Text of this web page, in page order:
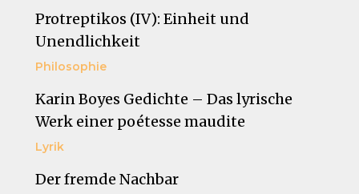
Protreptikos (IV): Einheit und
Unendlichkeit
Philosophie
Karin Boyes Gedichte – Das lyrische
Werk einer poétesse maudite
Lyrik
Der fremde Nachbar